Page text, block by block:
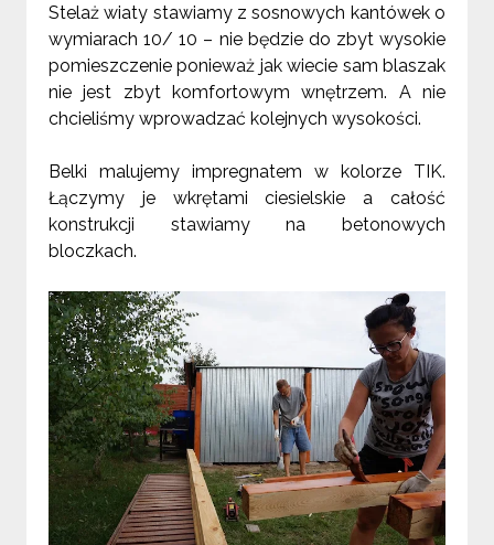
Stelaż wiaty stawiamy z sosnowych kantówek o
wymiarach 10/ 10 – nie będzie do zbyt wysokie
pomieszczenie ponieważ jak wiecie sam blaszak
nie jest zbyt komfortowym wnętrzem. A nie
chcieliśmy wprowadzać kolejnych wysokości.
Belki malujemy impregnatem w kolorze TIK.
Łączymy je wkrętami ciesielskie a całość
konstrukcji stawiamy na betonowych
bloczkach.